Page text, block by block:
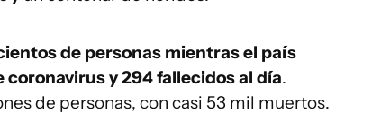
de personas mientras el país
y 294 fallecidos al día.
de personas, con casi 53 mil muertos.